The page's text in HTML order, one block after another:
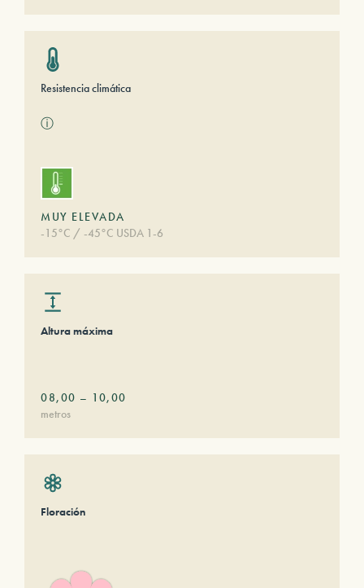
Resistencia climática
ⓘ
MUY ELEVADA
-15°C / -45°C USDA 1-6
Altura máxima
08,00 – 10,00
metros
Floración